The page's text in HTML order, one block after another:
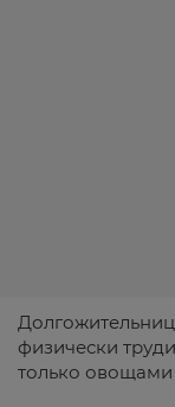
физически
только